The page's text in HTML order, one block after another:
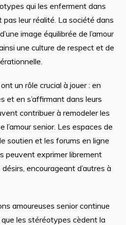
qui les enferment dans
leur réalité. La société dans
image équilibrée de l’amour
une culture de respect et de
un rôle crucial à jouer : en
et en s’affirmant dans leurs
contribuer à remodeler les
l’amour senior. Les espaces de
soutien et les forums en ligne
peuvent exprimer librement
encourageant d’autres à
amoureuses senior continue
que les stéréotypes cèdent la